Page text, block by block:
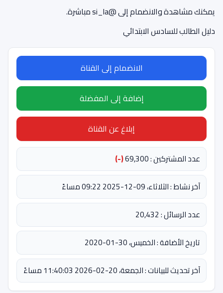
يمكنك مشاهدة والانضمام إلى @si_la مباشرة.
دليل الطالب للسادس الابتدائي
الانضمام إلى القناة
إضافة إلى المفضلة
إبلاغ عن القناة
عدد المشتركين : 69,300
(-)
آخر نشاط : الثلاثاء، 09-12-2025 09:22 مساءً
عدد الرسائل : 20,432
تاريخ الأضافة : الخميس، 30-01-2020
آخر تحديث للبيانات : الجمعة، 20-02-2026 11:40:03 مساءً